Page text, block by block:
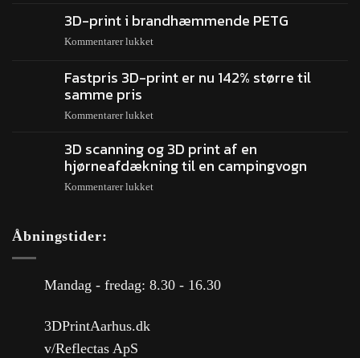
3D-print i brandhæmmende PETG
Kommentarer lukket
Fastpris 3D-print er nu 142% større til
samme pris
Kommentarer lukket
3D scanning og 3D print af en
hjørneafdækning til en campingvogn
Kommentarer lukket
Åbningstider:
Mandag - fredag: 8.30 - 16.30
3DPrintAarhus.dk
v/Reflectas ApS